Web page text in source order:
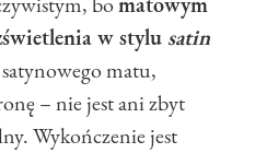
w stylu satin
matu,
– nie jest ani zbyt
Wykończenie jest